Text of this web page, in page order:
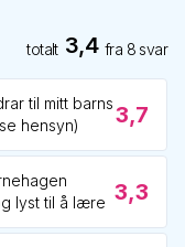
totalt 3,4 fra 8 svar
til mitt barns
hensyn)
3,7
lyst til å lære 3,3